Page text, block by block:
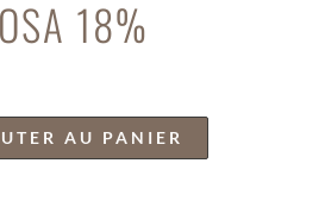
18%
AU PANIER